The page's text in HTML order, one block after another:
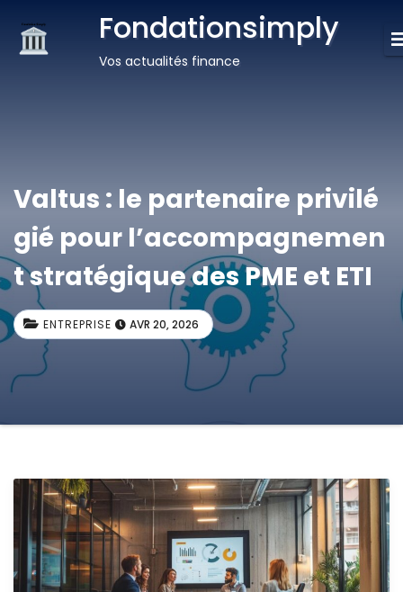
Fondationsimply
Vos actualités finance
Valtus : le partenaire privilé
gié pour l’accompagnemen
t stratégique des PME et ETI
ENTREPRISE AVR 20, 2026